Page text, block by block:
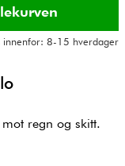
innenfor: 8-15 hverdager
regn og skitt.